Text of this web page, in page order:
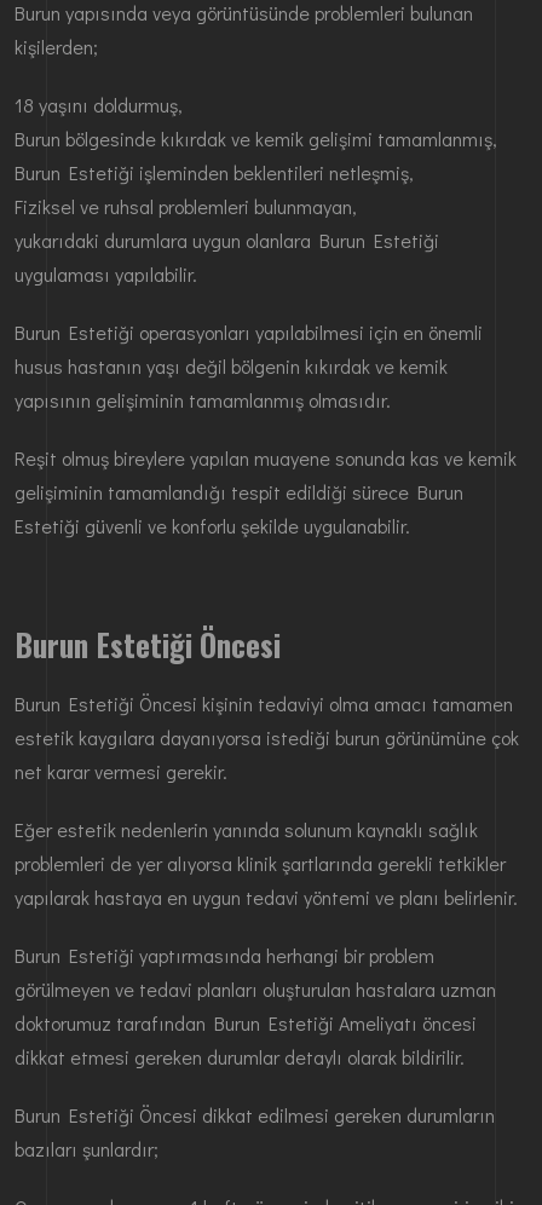
Burun yapısında veya görüntüsünde problemleri bulunan
kişilerden;
18 yaşını doldurmuş,
Burun bölgesinde kıkırdak ve kemik gelişimi tamamlanmış,
Burun Estetiği işleminden beklentileri netleşmiş,
Fiziksel ve ruhsal problemleri bulunmayan,
yukarıdaki durumlara uygun olanlara Burun Estetiği
uygulaması yapılabilir.
Burun Estetiği operasyonları yapılabilmesi için en önemli
husus hastanın yaşı değil bölgenin kıkırdak ve kemik
yapısının gelişiminin tamamlanmış olmasıdır.
Reşit olmuş bireylere yapılan muayene sonunda kas ve kemik
gelişiminin tamamlandığı tespit edildiği sürece Burun
Estetiği güvenli ve konforlu şekilde uygulanabilir.
Burun Estetiği Öncesi
Burun Estetiği Öncesi kişinin tedaviyi olma amacı tamamen
estetik kaygılara dayanıyorsa istediği burun görünümüne çok
net karar vermesi gerekir.
Eğer estetik nedenlerin yanında solunum kaynaklı sağlık
problemleri de yer alıyorsa klinik şartlarında gerekli tetkikler
yapılarak hastaya en uygun tedavi yöntemi ve planı belirlenir.
Burun Estetiği yaptırmasında herhangi bir problem
görülmeyen ve tedavi planları oluşturulan hastalara uzman
doktorumuz tarafından Burun Estetiği Ameliyatı öncesi
dikkat etmesi gereken durumlar detaylı olarak bildirilir.
Burun Estetiği Öncesi dikkat edilmesi gereken durumların
bazıları şunlardır;